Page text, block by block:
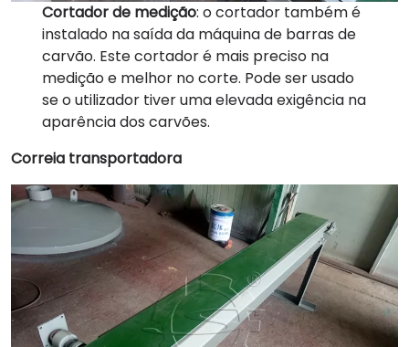
Cortador de medição: o cortador também é
instalado na saída da máquina de barras de
carvão. Este cortador é mais preciso na
medição e melhor no corte. Pode ser usado
se o utilizador tiver uma elevada exigência na
aparência dos carvões.
Correia transportadora